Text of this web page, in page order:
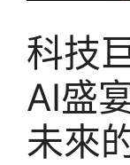
科技
AI盛
未來